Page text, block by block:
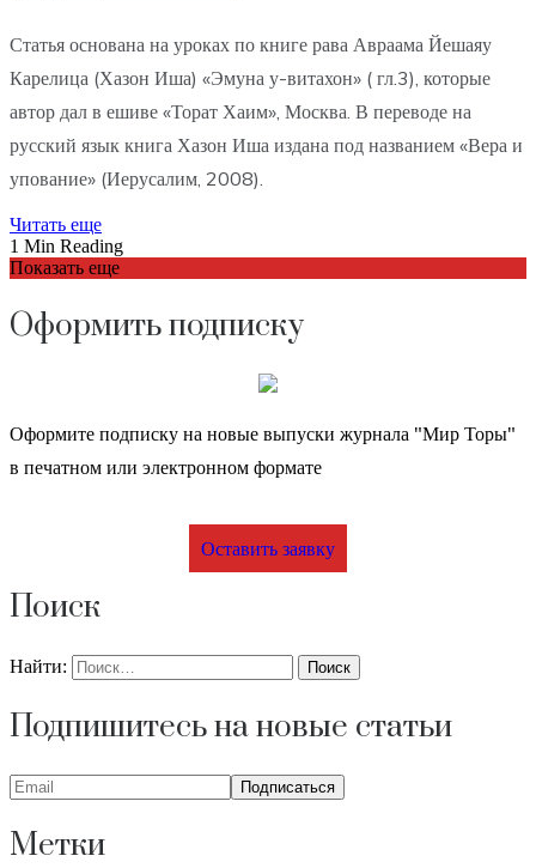
Статья основана на уроках по книге рава Авраама Йешаяу
Карелица (Хазон Иша) «Эмуна у-витахон» ( гл.3), которые
автор дал в ешиве «Торат Хаим», Москва. В переводе на
русский язык книга Хазон Иша издана под названием «Вера и
упование» (Иерусалим, 2008).
Читать еще
1 Min Reading
Показать еще
Оформить подписку
Оформите подписку на новые выпуски журнала "Мир Торы"
в печатном или электронном формате
Оставить заявку
Поиск
Найти:
Подпишитесь на новые статьи
Метки